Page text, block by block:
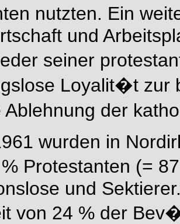
nutzten. Ein
und
seiner
Loyalit�t zur
der
wurden in
Protestanten (=
und
von 24 % der